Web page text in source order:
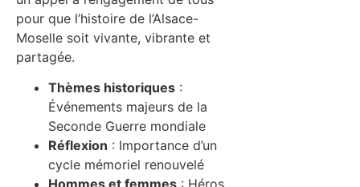
pour que l’histoire de l’Alsace-
Moselle soit vivante, vibrante et
partagée.
Thèmes historiques :
Événements majeurs de la
Seconde Guerre mondiale
Réflexion : Importance d’un
cycle mémoriel renouvelé